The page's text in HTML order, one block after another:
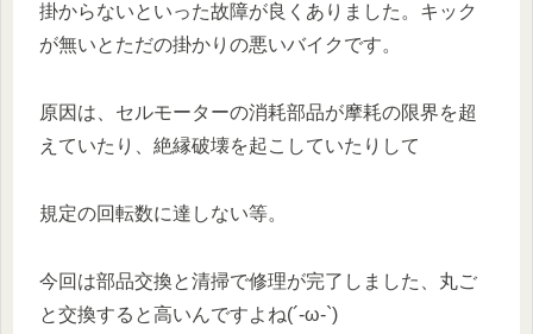
掛からないといった故障が良くありました。キック
が無いとただの掛かりの悪いバイクです。
原因は、セルモーターの消耗部品が摩耗の限界を超
えていたり、絶縁破壊を起こしていたりして
規定の回転数に達しない等。
今回は部品交換と清掃で修理が完了しました、丸ご
と交換すると高いんですよね(´-ω-`)